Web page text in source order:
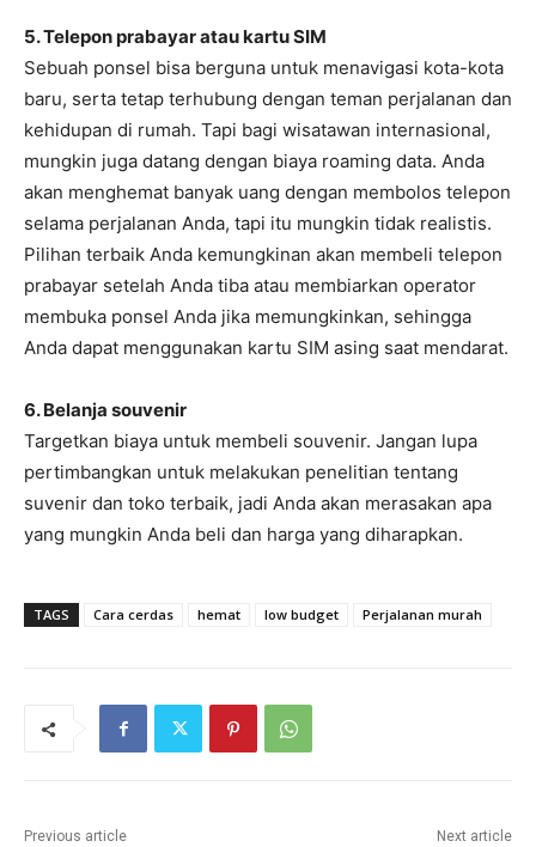
5. Telepon prabayar atau kartu SIM
Sebuah ponsel bisa berguna untuk menavigasi kota-kota
baru, serta tetap terhubung dengan teman perjalanan dan
kehidupan di rumah. Tapi bagi wisatawan internasional,
mungkin juga datang dengan biaya roaming data. Anda
akan menghemat banyak uang dengan membolos telepon
selama perjalanan Anda, tapi itu mungkin tidak realistis.
Pilihan terbaik Anda kemungkinan akan membeli telepon
prabayar setelah Anda tiba atau membiarkan operator
membuka ponsel Anda jika memungkinkan, sehingga
Anda dapat menggunakan kartu SIM asing saat mendarat.
6. Belanja souvenir
Targetkan biaya untuk membeli souvenir. Jangan lupa
pertimbangkan untuk melakukan penelitian tentang
suvenir dan toko terbaik, jadi Anda akan merasakan apa
yang mungkin Anda beli dan harga yang diharapkan.
TAGS Cara cerdas hemat low budget Perjalanan murah
Previous article Next article